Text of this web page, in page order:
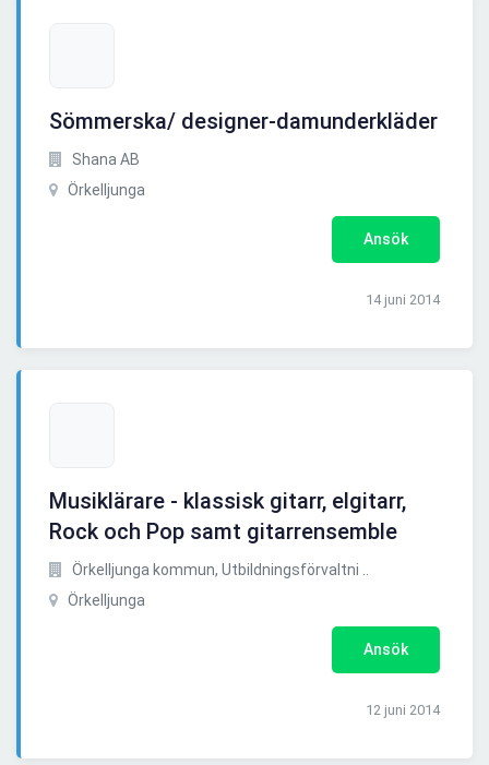
Sömmerska/ designer-damunderkläder
Shana AB
Örkelljunga
Ansök
14 juni 2014
Musiklärare - klassisk gitarr, elgitarr,
Rock och Pop samt gitarrensemble
Örkelljunga kommun, Utbildningsförvaltni ..
Örkelljunga
Ansök
12 juni 2014